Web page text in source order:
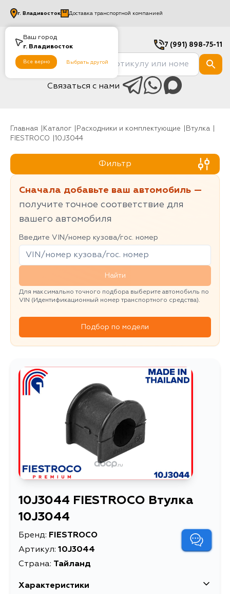
Ваш город
г. Владивосток
Все верно Выбрать другой
г. Владивосток Доставка транспортной компанией
7 (991) 898-75-11
Связаться с нами
Главная Каталог Расходники и комплектующие
Втулка
FIESTROCO
10J3044
Фильтр
Сначала добавьте ваш автомобиль —
получите точное соответствие для
вашего автомобиля
Введите VIN/номер кузова/гос. номер
Найти
Для максимально точного подбора выберите автомобиль по
VIN (Идентификационный номер транспортного средства).
Подбор по модели
10J3044 FIESTROCO Втулка
10J3044
Бренд: FIESTROCO
Артикул: 10J3044
Страна: Тайланд
Характеристики